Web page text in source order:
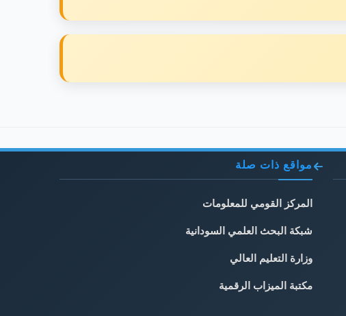
مواقع ذات صلة
المركز القومي للمعلومات
شبكة البحث العلمي السودانية
وزارة التعليم العالي
مكتبة الميزاب الرقمية